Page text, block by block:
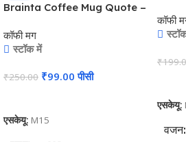
Brainta Coffee Mug Quote –
Masterpiece of Nature
कॉफी मग
स्टॉक में
₹250.00 ₹99.00 पीसी
एसकेयू: M15
The
कॉफी
₹
एसकेयू:
वजन